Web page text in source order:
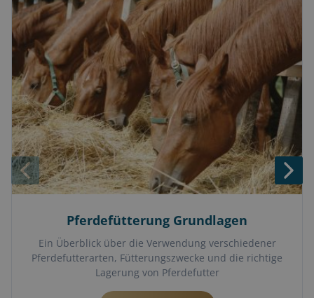
Pferdefütterung Grundlagen
Ein Überblick über die Verwendung verschiedener
Pferdefutterarten, Fütterungszwecke und die richtige
Lagerung von Pferdefutter